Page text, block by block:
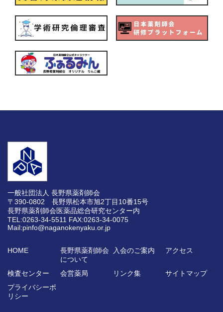
一般社団法人 長野県薬剤師会
〒390-0802 長野県松本市旭2丁目10番15号
長野県薬剤師会医薬品総合研究センター内
TEL:0263-34-5511 FAX:0263-34-0075
Mail:pinfo@naganokenyaku.or.jp
HOME
長野県薬剤師会
について
入会のご案内 アクセス
検査センター 会営薬局 リンク集
サイトマップ
プライバシーポ
リシー